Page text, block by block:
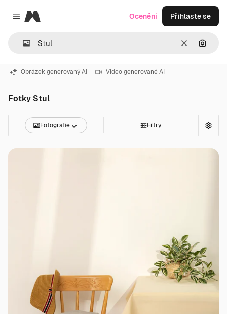
Close menu
Magnific
ZrušitHledat
Ocenění Přihlaste se
Obrázek generovaný AI Video generované AI
Fotky Stul
Fotografie Filtry